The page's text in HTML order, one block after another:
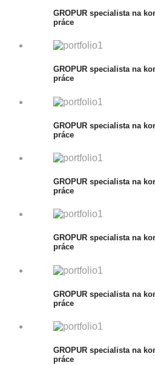
GROPUR specialista na
práce
GROPUR specialista na
práce
GROPUR specialista na
práce
GROPUR specialista na
práce
GROPUR specialista na
práce
GROPUR specialista na
práce
GROPUR specialista na
práce